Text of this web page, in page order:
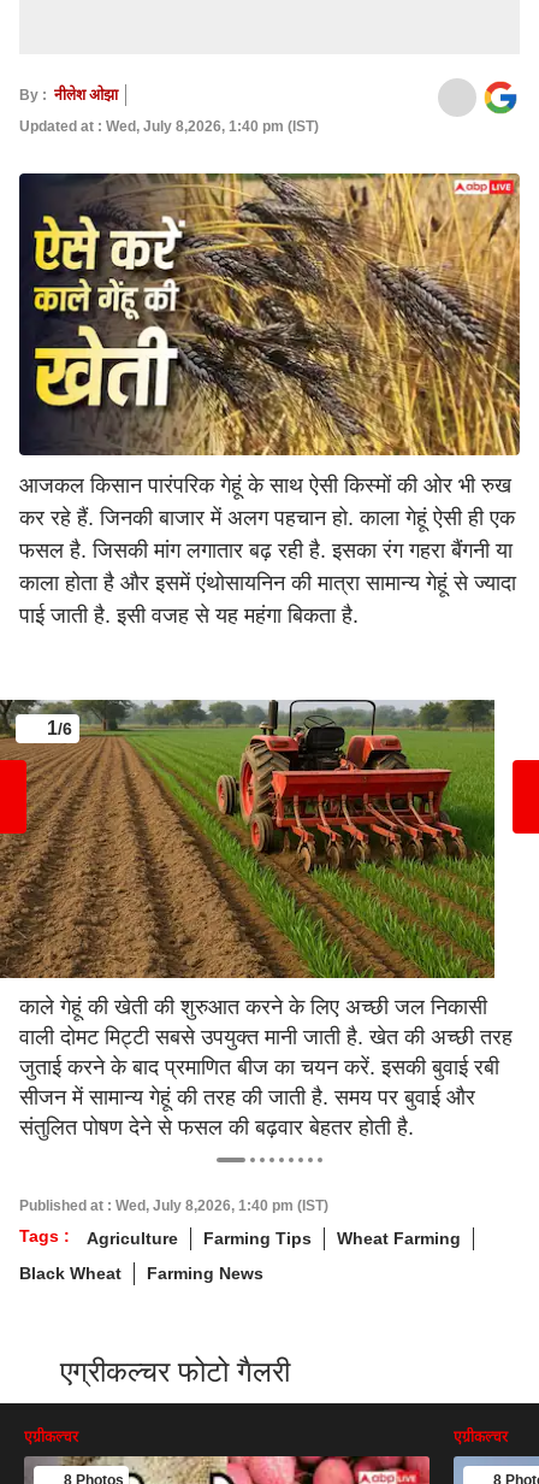
By : नीलेश ओझा
Updated at : Wed, July 8,2026, 1:40 pm (IST)
आजकल किसान पारंपरिक गेहूं के साथ ऐसी किस्मों की ओर भी रुख
कर रहे हैं. जिनकी बाजार में अलग पहचान हो. काला गेहूं ऐसी ही एक
फसल है. जिसकी मांग लगातार बढ़ रही है. इसका रंग गहरा बैंगनी या
काला होता है और इसमें एंथोसायनिन की मात्रा सामान्य गेहूं से ज्यादा
पाई जाती है. इसी वजह से यह महंगा बिकता है.
1/6
काले गेहूं की खेती की शुरुआत करने के लिए अच्छी जल निकासी
वाली दोमट मिट्टी सबसे उपयुक्त मानी जाती है. खेत की अच्छी तरह
जुताई करने के बाद प्रमाणित बीज का चयन करें. इसकी बुवाई रबी
सीजन में सामान्य गेहूं की तरह की जाती है. समय पर बुवाई और
संतुलित पोषण देने से फसल की बढ़वार बेहतर होती है.
Published at : Wed, July 8,2026, 1:40 pm (IST)
Tags : Agriculture Farming Tips
Wheat Farming
Black Wheat
Farming News
एग्रीकल्चर फोटो गैलरी
एग्रीकल्चर
8 Photos
एग्रीकल्चर
8